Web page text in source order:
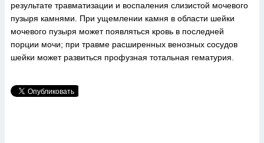
результате травматизации и воспаления слизистой мочевого
пузыря камнями. При ущемлении камня в области шейки
мочевого пузыря может появляться кровь в последней
порции мочи; при травме расширенных венозных сосудов
шейки может развиться профузная тотальная гематурия.